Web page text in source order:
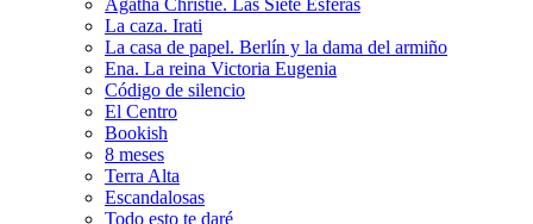
Agatha Christie. Las Siete Esferas
La caza. Irati
La casa de papel. Berlín y la dama del armiño
Ena. La reina Victoria Eugenia
Código de silencio
El Centro
Bookish
8 meses
Terra Alta
Escandalosas
Todo esto te daré